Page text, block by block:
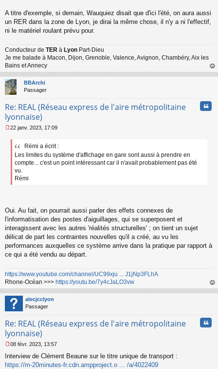
A titre d'exemple, si demain, Wauquiez disait que d'ici l'été, on aura aussi
un RER dans la zone de Lyon, je dirai la même chose, il n'y a ni l'effectif,
ni le matériel roulant prévu pour.
Conducteur de TER à Lyon Part-Dieu
Je me balade à Macon, Dijon, Grenoble, Valence, Avignon, Chambéry, Aix les
Bains et Annecy
au
BBArchi
Passager
Re: REAL (Réseau express de l'aire métropolitaine
lyonnaise)
e
n
u
22 janv. 2023, 17:09
Rémi a écrit :
Les limites du système d'affichage en gare sont aussi à prendre en
compte... c'est un point intéressant car il n'avait probablement pas été
vu.
Rémi
Oui. Au fait, on pourrait aussi parler des effets connexes de
l'informatisation des postes d'aiguillages, qui se superposent et
interagissent avec les autres 'réalités structurelles' ; on tient un sujet
délicat de part les contraintes nouvelles qu'il a créé, au vu les
performances auxquelles ce système arrive dans la pratique par rapport à
ce qui a été vendu au départ.
https://www.youtube.com/channel/UC99xju ... J1jNp3FLhA
Rhone-Océan >>> https://youtu.be/7y4cJaLO3vw
au
alecjcclyon
Passager
Re: REAL (Réseau express de l'aire métropolitaine
lyonnaise)
e
s
08 févr. 2023, 13:57
Interview de Clément Beaune sur le titre unique de transport :
https://m-20minutes-fr.cdn.ampproject.o ... /a/4022409